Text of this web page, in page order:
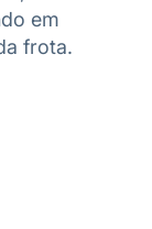
em
frota.